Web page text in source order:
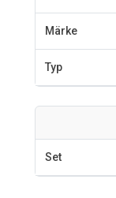
Märke
Typ
Set